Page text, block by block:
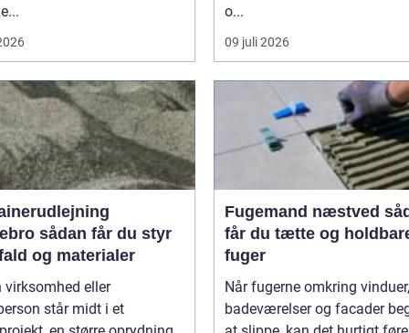
o...
09 juli 2026
får du styr
og materialer
virksomhed eller
står midt i et
Fugemand næstved sådan
får du tætte og
fuger
Når fugerne omkring
badeværelser og facader